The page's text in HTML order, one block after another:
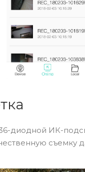
диодной ИК-
съемку